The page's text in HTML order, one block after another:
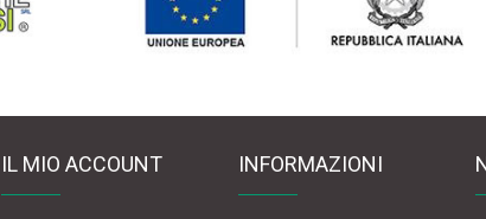
IL MIO ACCOUNT INFORMAZIONI